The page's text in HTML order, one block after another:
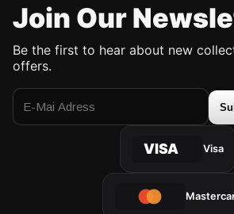
Join Our
Be the first to hear about new
offers.
VISA Visa